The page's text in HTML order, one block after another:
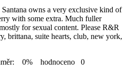
owns a very exclusive kind of
with some extra. Much fuller
for sexual content. Please R&R
brittana, suite hearts, club, new york,
0% hodnoceno 0